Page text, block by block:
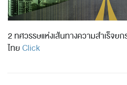
2 ทศวรรษแห่งเส้นทางความสำเร็จย
ไทยClick